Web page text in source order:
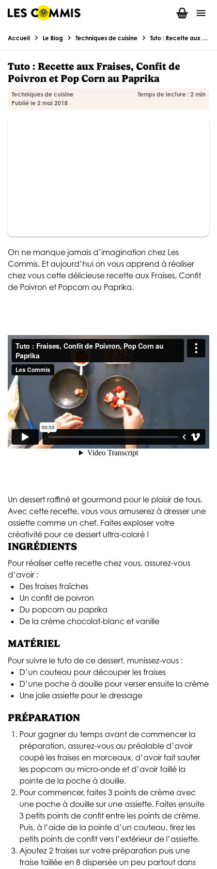
menu
Accueil chevron_right Le Blog chevron_right Techniques de cuisine chevron_right Tuto : Recette aux Fraises, Confit de Poivron et Pop Corn au Paprika
Tuto : Recette aux Fraises, Confit de
Poivron et Pop Corn au Paprika
Techniques de cuisine
Publié le 2 mai 2018
Temps de lecture : 2 min
On ne manque jamais d’imagination chez Les
Commis. Et aujourd’hui on vous apprend à réaliser
chez vous cette délicieuse recette aux Fraises, Confit
de Poivron et Popcorn au Paprika.
Un dessert raffiné et gourmand pour le plaisir de tous.
Avec cette recette, vous vous amuserez à dresser une
assiette comme un chef. Faites exploser votre
créativité pour ce dessert ultra-coloré !
INGRÉDIENTS
Pour réaliser cette recette chez vous, assurez-vous
d’avoir :
Des fraises fraîches
Un confit de poivron
Du popcorn au paprika
De la crème chocolat-blanc et vanille
MATÉRIEL
Pour suivre le tuto de ce dessert, munissez-vous :
D’un couteau pour découper les fraises
D’une poche à douille pour verser ensuite la crème
Une jolie assiette pour le dressage
PRÉPARATION
Pour gagner du temps avant de commencer la
préparation, assurez-vous au préalable d’avoir
coupé les fraises en morceaux, d’avoir fait sauter
les popcorn au micro-onde et d’avoir taillé la
pointe de la poche à douille.
Pour commencer, faites 3 points de crème avec
une poche à douille sur une assiette. Faites ensuite
3 petits points de confit entre les points de crème.
Puis, à l’aide de la pointe d’un couteau, tirez les
petits points de confit vers l’extérieur de l’assiette.
Ajoutez 2 fraises sur votre préparation puis une
fraise taillée en 8 dispersée un peu partout dans